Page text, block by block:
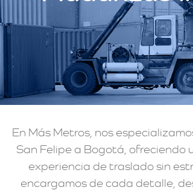
En Más Metros, nos
San Felipe a Bogotá, ofreciendo
experiencia de traslado sin
encargamos de cada detalle,